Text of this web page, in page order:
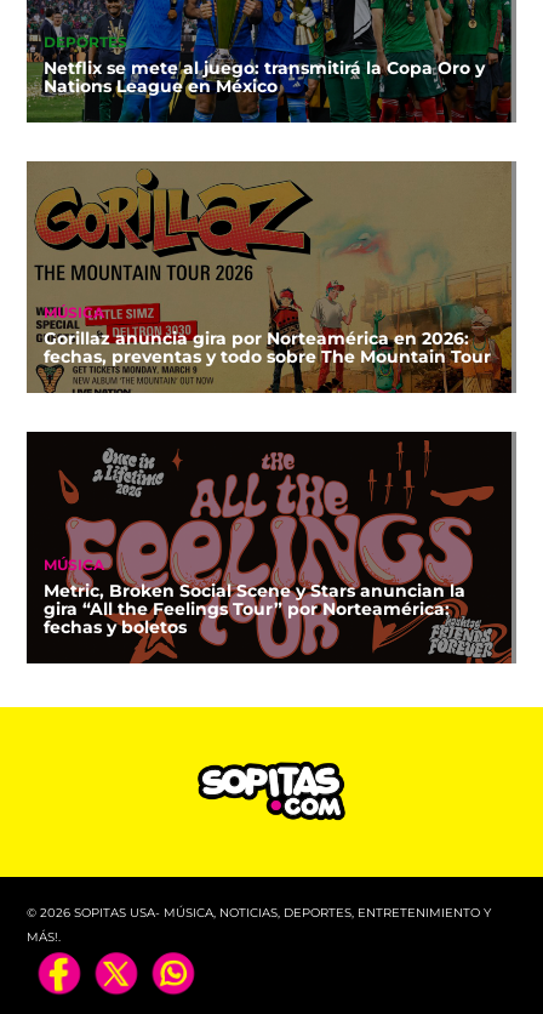
DEPORTES
Netflix se mete al juego: transmitirá la Copa Oro y
Nations League en México
MÚSICA
Gorillaz anuncia gira por Norteamérica en 2026:
fechas, preventas y todo sobre The Mountain Tour
MÚSICA
Metric, Broken Social Scene y Stars anuncian la
gira “All the Feelings Tour” por Norteamérica:
fechas y boletos
© 2026 SOPITAS USA- MÚSICA, NOTICIAS, DEPORTES, ENTRETENIMIENTO Y
MÁS!.